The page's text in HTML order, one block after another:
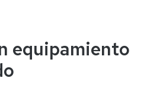
equipamiento